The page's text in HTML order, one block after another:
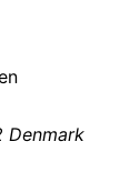
Denmark